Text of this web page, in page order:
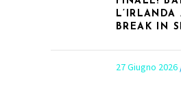
BREAK IN
27 Giugno 2026